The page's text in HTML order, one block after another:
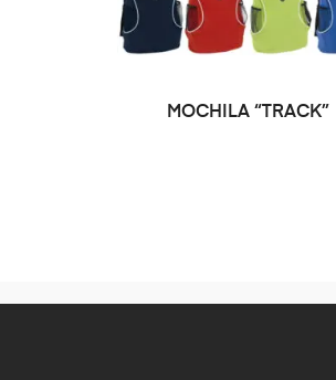
SELECCIONAR
MOCHILA “TRACK”